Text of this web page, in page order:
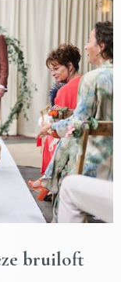
bruiloft